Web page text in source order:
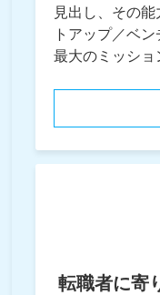
見出し、その
トアップ／ベ
最大のミッショ
転職者に寄